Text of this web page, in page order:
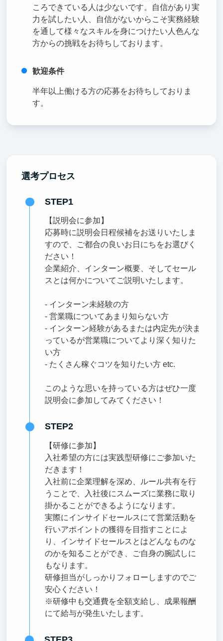
ころできている人は少ないです。自信があり実
力を試したい人、自信がないからこそ実務経験
を通して様々なスキルを身につけたい人色んな
方からの挑戦をお待ちしております。
歓迎条件
半年以上働ける方の応募をお待ちしておりま
す。
選考プロセス
STEP1
【説明会に参加】
応募時に説明会日程候補をお送りいたしま
すので、ご都合の良いお日にちをお選びく
ださい！
企業紹介、インターン概要、そしてセール
スとは何かについてご説明いたします。
- インターン未経験の方
- 営業職についてあまり知らない方
- インターン経験があるまたは内定先が決ま
っているが営業職についてより深く知りた
い方
- たくさん稼ぐコツを知りたい方 etc.
このような思いを持っている方はぜひ一度
説明会に参加してみてください！
STEP2
【研修に参加】
入社希望の方には実践型研修にご参加いた
だきます！
入社前に企業理解を深め、ルール共有を行
うことで、入社後にスムーズに業務に取り
掛かることができるようになります。
実際にインサイドセールスにて営業活動を
行いアポイントの獲得を目指すことによ
り、インサイドセールスとはどんなものな
のかを知ることができ、ご自身の腕試しに
もなります。
研修担当がしっかりフォローしますのでご
安心ください！
※研修中も交通費を全額支給し、成果報酬
にて給与が発生いたします。